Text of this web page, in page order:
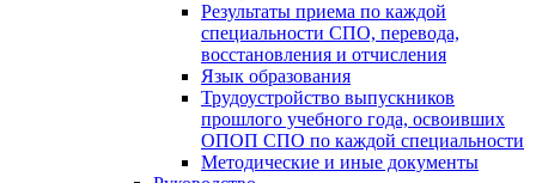
Результаты приема по каждой
специальности СПО, перевода,
восстановления и отчисления
Язык образования
Трудоустройство выпускников
прошлого учебного года, освоивших
ОПОП СПО по каждой специальности
Методические и иные документы